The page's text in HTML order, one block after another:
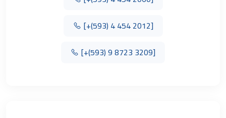
[+(593) 4 454 2012]
[+(593) 9 8723 3209]